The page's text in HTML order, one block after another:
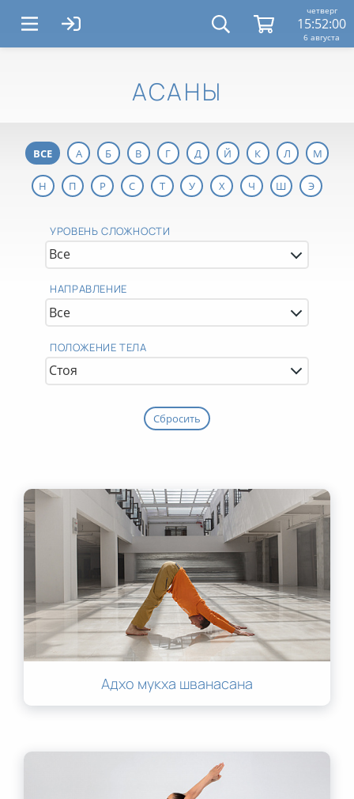
четверг
15:52:02
6 августа
АСАНЫ
ВСЕ А Б В Г Д Й К Л М
Н П Р С Т У Х Ч Ш Э
УРОВЕНЬ СЛОЖНОСТИ
НАПРАВЛЕНИЕ
ПОЛОЖЕНИЕ ТЕЛА
Сбросить
Адхо мукха шванасана